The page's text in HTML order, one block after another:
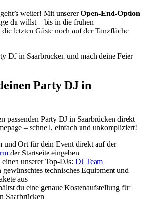
weiter! Mit unsererOpen-End-Option
du willst – bis in die frühen
letzten Gäste noch auf der Tanzfläche
DJ in Saarbrücken und mach deine Feier
Party DJ in
passenden Party DJ in Saarbrücken direkt
– schnell, einfach und unkompliziert!
und Ort für dein Event direkt auf der
der Startseite eingeben
unserer Top-DJs: DJ Team
gewünschtes technisches Equipment und
aus
du eine genaue Kostenaufstellung für
Saarbrücken